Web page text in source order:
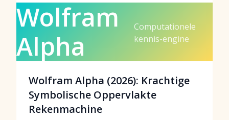
Wolfram
Alpha
Computationele
kennis-engine
Wolfram Alpha (2026): Krachtige
Symbolische Oppervlakte
Rekenmachine